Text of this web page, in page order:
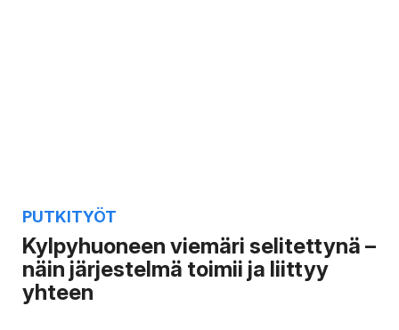
Kylpyhuoneen viemäri selitettynä –
näin järjestelmä toimii ja liittyy
yhteen
PUTKITYÖT